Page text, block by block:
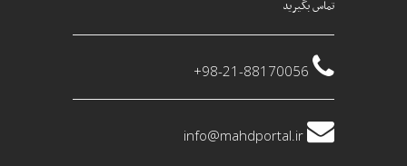
تماس بگیرید